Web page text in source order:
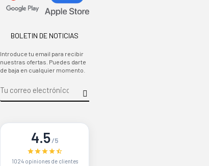
BOLETIN DE NOTICIAS
Introduce tu email para recibir
nuestras ofertas. Puedes darte
de baja en cualquier momento.
4.5/5
1024 opiniones de clientes